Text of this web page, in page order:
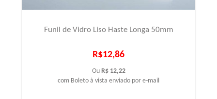
Funil de Vidro Liso Haste Longa 50mm
R$12,86
Ou R$ 12,22
com Boleto à vista enviado por e-mail